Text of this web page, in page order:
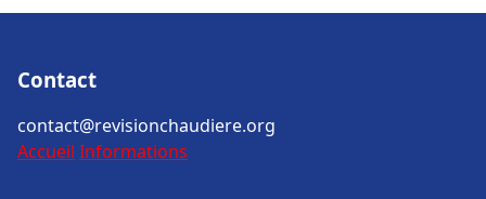
Contact
contact@revisionchaudiere.org
Accueil Informations